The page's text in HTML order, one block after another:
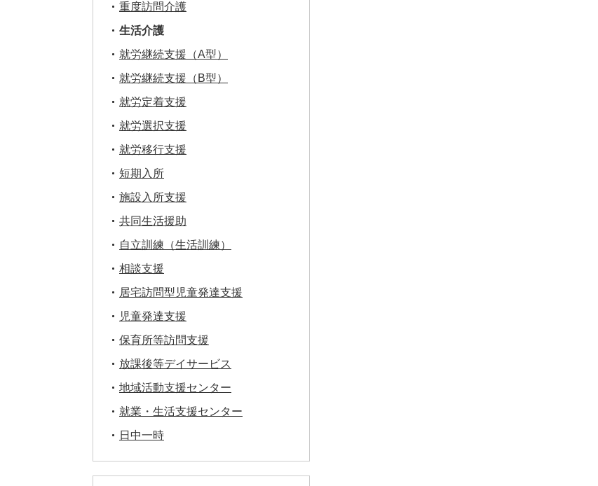
重度訪問介護
生活介護
就労継続支援（A型）
就労継続支援（B型）
就労定着支援
就労選択支援
就労移行支援
短期入所
施設入所支援
共同生活援助
自立訓練（生活訓練）
相談支援
居宅訪問型児童発達支援
児童発達支援
保育所等訪問支援
放課後等デイサービス
地域活動支援センター
就業・生活支援センター
日中一時